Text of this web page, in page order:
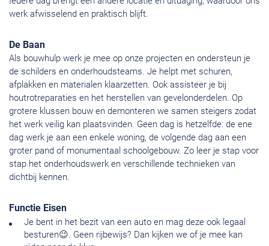
werk afwisselend en praktisch blijft.
De Baan
Als bouwhulp werk je mee op onze projecten en ondersteun je
de schilders en onderhoudsteams. Je helpt met schuren,
afplakken en materialen klaarzetten. Ook assisteer je bij
houtrotreparaties en het herstellen van gevelonderdelen. Op
grotere klussen bouw en demonteren we samen steigers zodat
het werk veilig kan plaatsvinden. Geen dag is hetzelfde: de ene
dag werk je aan een enkele woning, de volgende dag aan een
groter pand of monumentaal schoolgebouw. Zo leer je stap voor
stap het onderhoudswerk en verschillende technieken van
dichtbij kennen.
Functie Eisen
Je bent in het bezit van een auto en mag deze ook legaal
besturen😉. Geen rijbewijs? Dan kijken we of je mee kan